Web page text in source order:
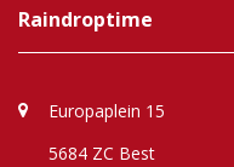
Raindroptime
Europaplein 15
5684 ZC Best